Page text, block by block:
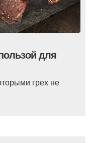
для
грех не